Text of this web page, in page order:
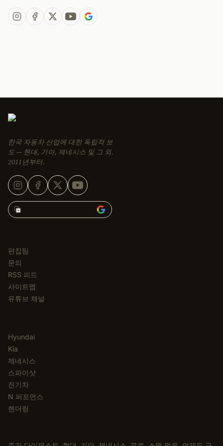
한국 자동차 산업에 대한 독립적 보
도 — 현대, 기아, 제네시스 및 그 외.
2011년부터.
Korean Car Blog 추가 →
편집팀
문의
RSS 피드
사이트맵
유튜브 채널
Hyundai
Kia
제네시스
스파이샷
전기차
N 퍼포먼스
렌더링